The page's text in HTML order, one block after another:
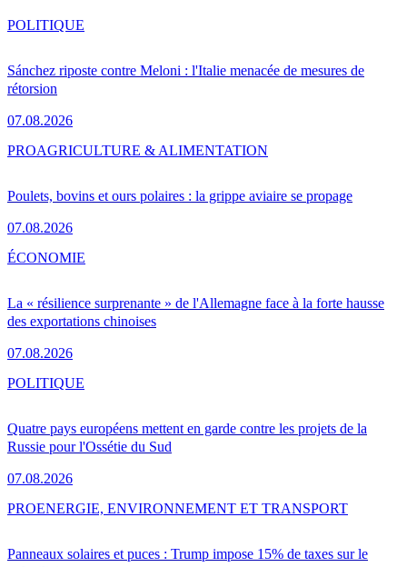
Sánchez riposte contre Meloni : l'Italie menacée de mesures de
rétorsion
07.08.2026
POLITIQUE
Poulets, bovins et ours polaires : la grippe aviaire se propage
07.08.2026
PROAGRICULTURE & ALIMENTATION
La « résilience surprenante » de l'Allemagne face à la forte hausse
des exportations chinoises
07.08.2026
ÉCONOMIE
Quatre pays européens mettent en garde contre les projets de la
Russie pour l'Ossétie du Sud
07.08.2026
POLITIQUE
Panneaux solaires et puces : Trump impose 15% de taxes sur le
PROENERGIE, ENVIRONNEMENT ET TRANSPORT